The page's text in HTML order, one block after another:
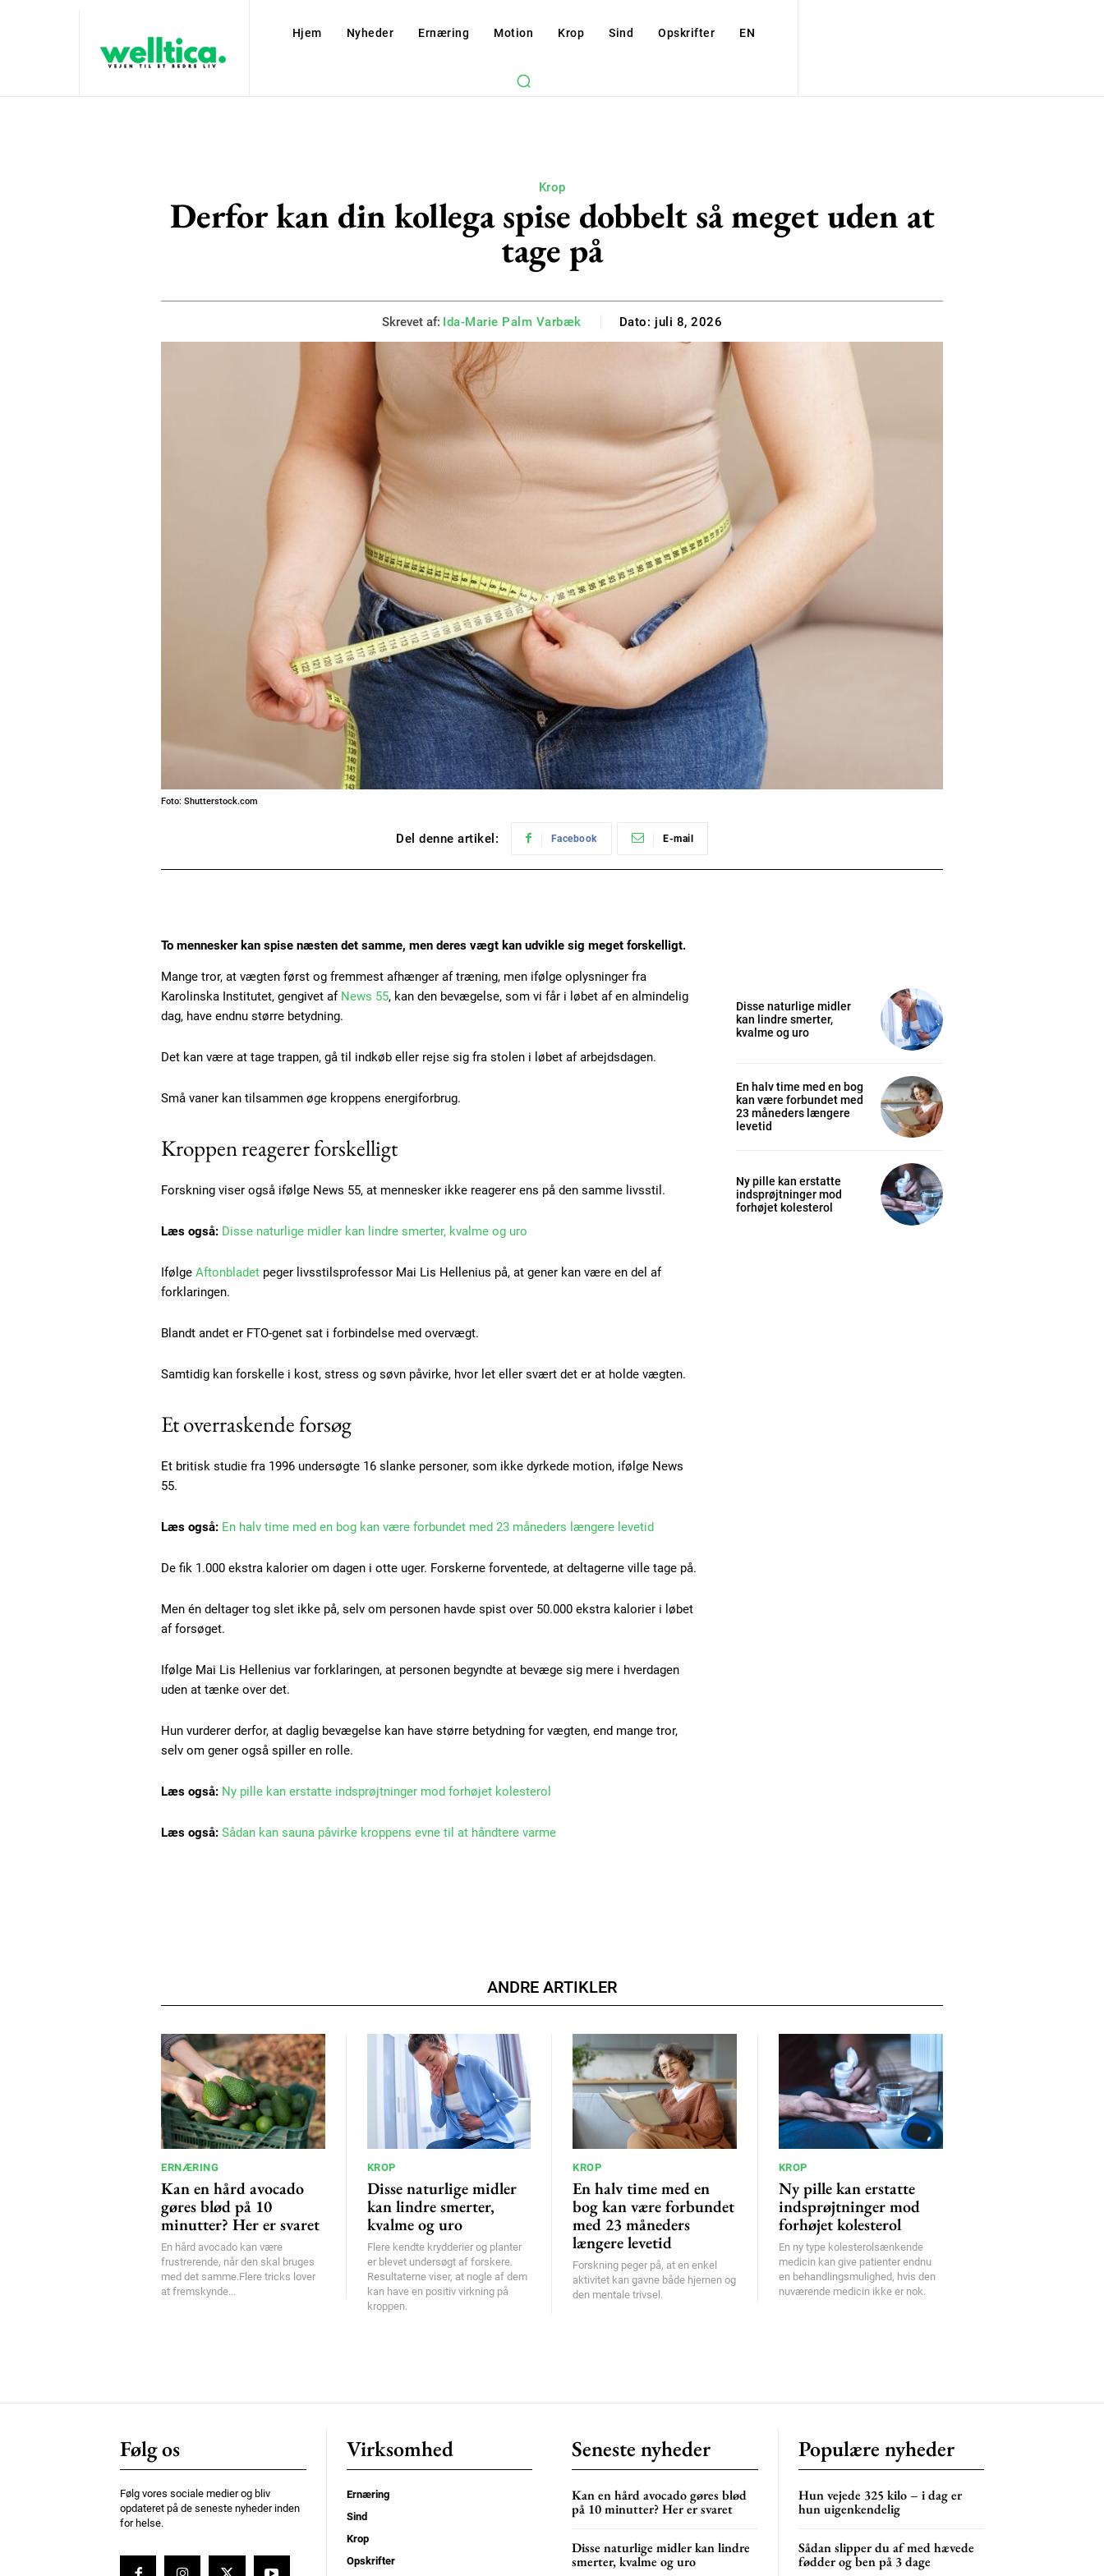
Free limited access
Etiam est nibh, lobortis sit
100
Ut mollis pellentesque tortor
Donec quis est ac felis
YEARLY PRICING
Hjem Nyheder Ernæring Motion Krop Sind Opskrifter EN
Krop
Derfor kan din kollega spise dobbelt så meget uden at
tage på
Skrevet af: Ida-Marie Palm Varbæk Dato: juli 8, 2026
Foto: Shutterstock.com
Del denne artikel: Facebook E-mail
To mennesker kan spise næsten det samme, men deres vægt kan udvikle sig meget forskelligt.
Mange tror, at vægten først og fremmest afhænger af træning, men ifølge oplysninger fra
Karolinska Institutet, gengivet af News 55, kan den bevægelse, som vi får i løbet af en almindelig
dag, have endnu større betydning.
Det kan være at tage trappen, gå til indkøb eller rejse sig fra stolen i løbet af arbejdsdagen.
Små vaner kan tilsammen øge kroppens energiforbrug.
Kroppen reagerer forskelligt
Forskning viser også ifølge News 55, at mennesker ikke reagerer ens på den samme livsstil.
Læs også: Disse naturlige midler kan lindre smerter, kvalme og uro
Ifølge Aftonbladet peger livsstilsprofessor Mai Lis Hellenius på, at gener kan være en del af
forklaringen.
Blandt andet er FTO-genet sat i forbindelse med overvægt.
Samtidig kan forskelle i kost, stress og søvn påvirke, hvor let eller svært det er at holde vægten.
Et overraskende forsøg
Et britisk studie fra 1996 undersøgte 16 slanke personer, som ikke dyrkede motion, ifølge News
55.
Læs også: En halv time med en bog kan være forbundet med 23 måneders længere levetid
De fik 1.000 ekstra kalorier om dagen i otte uger. Forskerne forventede, at deltagerne ville tage på.
Men én deltager tog slet ikke på, selv om personen havde spist over 50.000 ekstra kalorier i løbet
af forsøget.
Ifølge Mai Lis Hellenius var forklaringen, at personen begyndte at bevæge sig mere i hverdagen
uden at tænke over det.
Hun vurderer derfor, at daglig bevægelse kan have større betydning for vægten, end mange tror,
selv om gener også spiller en rolle.
Læs også: Ny pille kan erstatte indsprøjtninger mod forhøjet kolesterol
Læs også: Sådan kan sauna påvirke kroppens evne til at håndtere varme
Disse naturlige midler
kan lindre smerter,
kvalme og uro
En halv time med en bog
kan være forbundet med
23 måneders længere
levetid
Ny pille kan erstatte
indsprøjtninger mod
forhøjet kolesterol
ANDRE ARTIKLER
ERNÆRING
Kan en hård avocado
gøres blød på 10
minutter? Her er svaret
En hård avocado kan være
frustrerende, når den skal bruges
med det samme.Flere tricks lover
at fremskynde...
KROP
Disse naturlige midler
kan lindre smerter,
kvalme og uro
Flere kendte krydderier og planter
er blevet undersøgt af forskere.
Resultaterne viser, at nogle af dem
kan have en positiv virkning på
kroppen.
KROP
En halv time med en
bog kan være forbundet
med 23 måneders
længere levetid
Forskning peger på, at en enkel
aktivitet kan gavne både hjernen og
den mentale trivsel.
KROP
Ny pille kan erstatte
indsprøjtninger mod
forhøjet kolesterol
En ny type kolesterolsænkende
medicin kan give patienter endnu
en behandlingsmulighed, hvis den
nuværende medicin ikke er nok.
Følg os
Følg vores sociale medier og bliv
opdateret på de seneste nyheder inden
for helse.
Virksomhed
Ernæring
Sind
Krop
Opskrifter
Seneste nyheder
Kan en hård avocado gøres blød
på 10 minutter? Her er svaret
Disse naturlige midler kan lindre
smerter, kvalme og uro
Populære nyheder
Hun vejede 325 kilo – i dag er
hun uigenkendelig
Sådan slipper du af med hævede
fødder og ben på 3 dage